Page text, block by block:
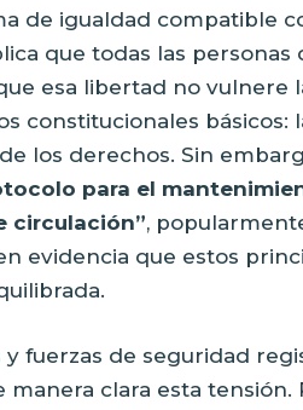
de igualdad compatible
que todas las personas
esa libertad no vulnere
constitucionales básicos:
los derechos. Sin
para el
circulación”,
evidencia que estos
fuerzas de seguridad
clara esta tensión.